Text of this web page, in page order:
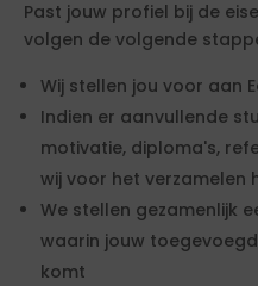
Past jouw profiel bij de
volgen de volgende
Wij stellen jou voor aan
Indien er aanvullende
motivatie, diploma's,
wij voor het verzamelen
We stellen gezamenlijk
waarin jouw
komt